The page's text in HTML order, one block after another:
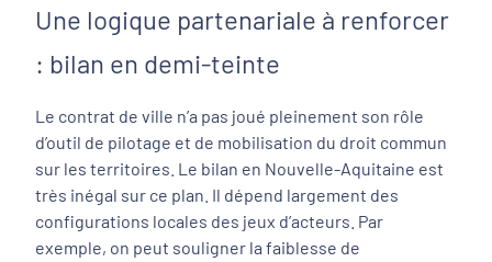
Une logique partenariale à renforcer
: bilan en demi-teinte
Le contrat de ville n’a pas joué pleinement son rôle
d’outil de pilotage et de mobilisation du droit commun
sur les territoires. Le bilan en Nouvelle-Aquitaine est
très inégal sur ce plan. Il dépend largement des
configurations locales des jeux d’acteurs. Par
exemple, on peut souligner la faiblesse de